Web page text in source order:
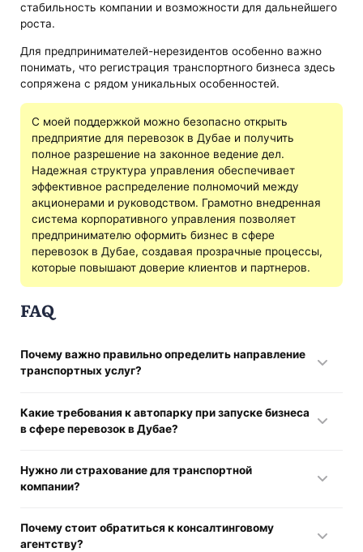
стабильность компании и возможности для дальнейшего
роста.
Для предпринимателей-нерезидентов особенно важно
понимать, что регистрация транспортного бизнеса здесь
сопряжена с рядом уникальных особенностей.
С моей поддержкой можно безопасно открыть
предприятие для перевозок в Дубае и получить
полное разрешение на законное ведение дел.
Надежная структура управления обеспечивает
эффективное распределение полномочий между
акционерами и руководством. Грамотно внедренная
система корпоративного управления позволяет
предпринимателю оформить бизнес в сфере
перевозок в Дубае, создавая прозрачные процессы,
которые повышают доверие клиентов и партнеров.
FAQ
Почему важно правильно определить направление
транспортных услуг?
налогообложение, требования к автопарку и
страхованию.
Какие требования к автопарку при запуске бизнеса
в сфере перевозок в Дубае?
безопасности, осуществляется регистрация
транспортных средств в RTA. Необходимо также
пассажиров.
Нужно ли страхование для транспортной
компании?
автопарка, ответственности перевозчика, грузов. Также
нужна оценка рисков и разработка антикризисных
Почему стоит обратиться к консалтинговому
агентству?